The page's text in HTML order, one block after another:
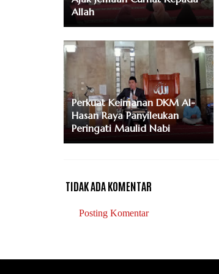
Allah
Perkuat Keimanan DKM Al-
Hasan Raya Panyileukan
Peringati Maulid Nabi
TIDAK ADA KOMENTAR
Posting Komentar